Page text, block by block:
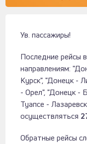
Ув. пассажиры!
Последние рейсы
направлениям:
Курск", "Донецк -
- Орел", "Донецк -
Туапсе -
осуществляться
Обратные рейсы